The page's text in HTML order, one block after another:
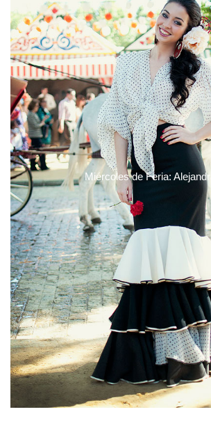
Miércoles de Feria: